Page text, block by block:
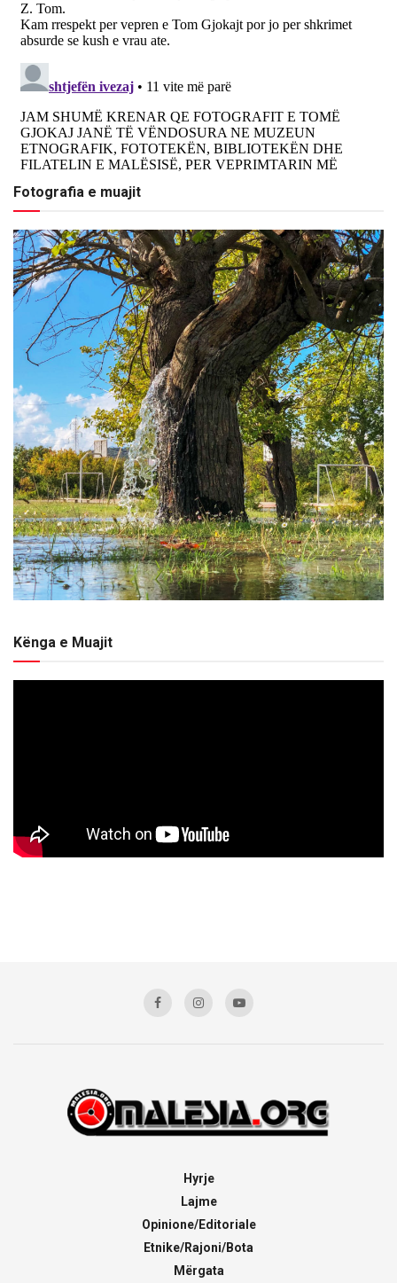
Fotografia e muajit
Kënga e Muajit
Hyrje
Lajme
Opinione/Editoriale
Etnike/Rajoni/Bota
Mërgata